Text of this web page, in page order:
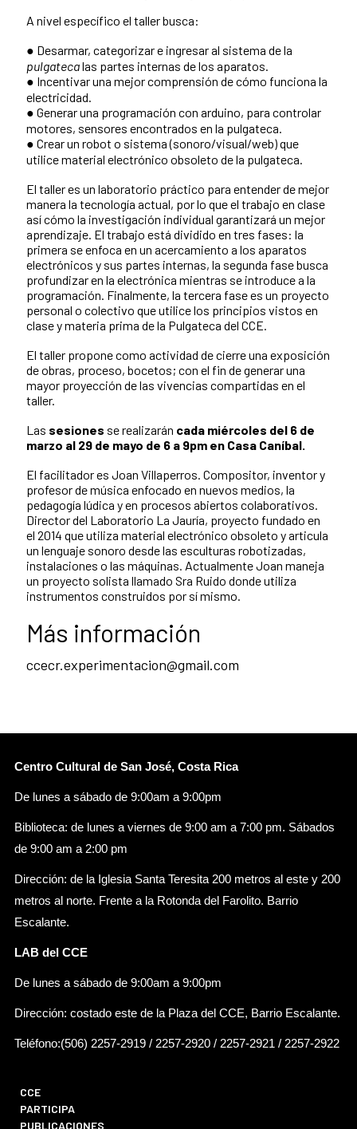
A nivel específico el taller busca:
● Desarmar, categorizar e ingresar al sistema de la
pulgatecalas partes internas de los aparatos.
● Incentivar una mejor comprensión de cómo funciona la
electricidad.
● Generar una programación con arduino, para controlar
motores, sensores encontrados en la pulgateca.
● Crear un robot o sistema (sonoro/visual/web) que
utilice material electrónico obsoleto de la pulgateca.
El taller es un laboratorio práctico para entender de mejor
manera la tecnología actual, por lo que el trabajo en clase
así cómo la investigación individual garantizará un mejor
aprendizaje. El trabajo está dividido en tres fases: la
primera se enfoca en un acercamiento a los aparatos
electrónicos y sus partes internas, la segunda fase busca
profundizar en la electrónica mientras se introduce a la
programación. Finalmente, la tercera fase es un proyecto
personal o colectivo que utilice los principios vistos en
clase y materia prima de la Pulgateca del CCE.
El taller propone como actividad de cierre una exposición
de obras, proceso, bocetos; con el fin de generar una
mayor proyección de las vivencias compartidas en el
taller.
Las sesiones se realizarán cada miércoles del 6 de
marzo al 29 de mayo de 6 a 9pm en Casa Caníbal.
El facilitador es Joan Villaperros. Compositor, inventor y
profesor de música enfocado en nuevos medios, la
pedagogía lúdica y en procesos abiertos colaborativos.
Director del Laboratorio La Jauría, proyecto fundado en
el 2014 que utiliza material electrónico obsoleto y articula
un lenguaje sonoro desde las esculturas robotizadas,
instalaciones o las máquinas. Actualmente Joan maneja
un proyecto solista llamado Sra Ruido​ donde utiliza
instrumentos construidos por sí mismo.
Más información
ccecr.experimentacion@gmail.com
Centro Cultural de San José, Costa Rica
De lunes a sábado de 9:00am a 9:00pm
Biblioteca: de lunes a viernes de 9:00 am a 7:00 pm. Sábados
de 9:00 am a 2:00 pm
Dirección: de la Iglesia Santa Teresita 200 metros al este y 200
metros al norte. Frente a la Rotonda del Farolito. Barrio
Escalante.
LAB del CCE
De lunes a sábado de 9:00am a 9:00pm
Dirección: costado este de la Plaza del CCE, Barrio Escalante.
Teléfono:(506) 2257-2919 / 2257-2920 / 2257-2921 / 2257-2922
CCE
PARTICIPA
PUBLICACIONES